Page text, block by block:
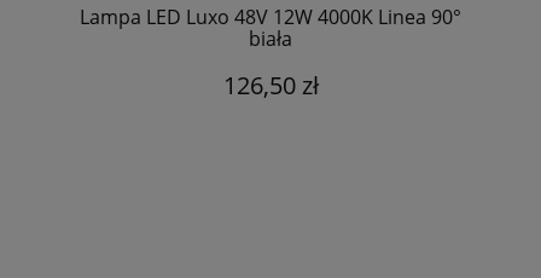
Lampa LED Luxo 48V 12W 4000K Linea 90°
biała
126,50 zł